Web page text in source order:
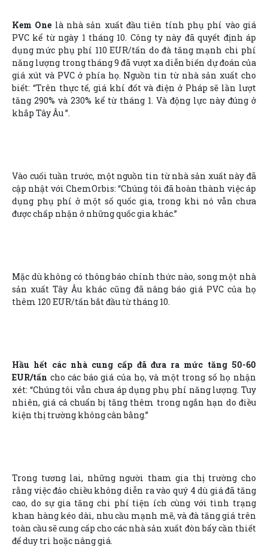
Kem One là nhà sản xuất đầu tiên tính phụ phí vào giá
PVC kể từ ngày 1 tháng 10. Công ty này đã quyết định áp
dụng mức phụ phí 110 EUR/tấn do đà tăng mạnh chi phí
năng lượng trong tháng 9 đã vượt xa diễn biến dự đoán của
giá xút và PVC ở phía họ. Nguồn tin từ nhà sản xuất cho
biết: “Trên thực tế, giá khí đốt và điện ở Pháp sẽ lần lượt
tăng 290% và 230% kể từ tháng 1. Và động lực này đúng ở
khắp Tây Âu ”.
Vào cuối tuần trước, một nguồn tin từ nhà sản xuất này đã
cập nhật với ChemOrbis: “Chúng tôi đã hoàn thành việc áp
dụng phụ phí ở một số quốc gia, trong khi nó vẫn chưa
được chấp nhận ở những quốc gia khác.”
Mặc dù không có thông báo chính thức nào, song một nhà
sản xuất Tây Âu khác cũng đã nâng báo giá PVC của họ
thêm 120 EUR/tấn bắt đầu từ tháng 10.
Hầu hết các nhà cung cấp đã đưa ra mức tăng 50-60
EUR/tấn cho các báo giá của họ, và một trong số họ nhận
xét: “Chúng tôi vẫn chưa áp dụng phụ phí năng lượng. Tuy
nhiên, giá cả chuẩn bị tăng thêm trong ngắn hạn do điều
kiện thị trường không cân bằng.”
Trong tương lai, những người tham gia thị trường cho
rằng việc đảo chiều không diễn ra vào quý 4 dù giá đã tăng
cao, do sự gia tăng chi phí tiện ích cùng với tình trạng
khan hàng kéo dài, nhu cầu mạnh mẽ, và đà tăng giá trên
toàn cầu sẽ cung cấp cho các nhà sản xuất đòn bẩy cần thiết
để duy trì hoặc nâng giá.